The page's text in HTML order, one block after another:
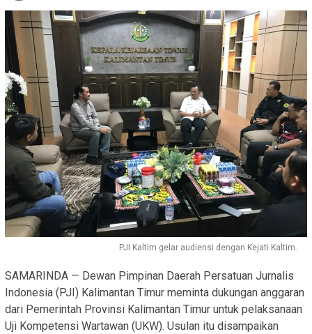
PJI Kaltim gelar audiensi dengan Kejati Kaltim.
SAMARINDA — Dewan Pimpinan Daerah Persatuan Jurnalis
Indonesia (PJI) Kalimantan Timur meminta dukungan anggaran
dari Pemerintah Provinsi Kalimantan Timur untuk pelaksanaan
Uji Kompetensi Wartawan (UKW). Usulan itu disampaikan